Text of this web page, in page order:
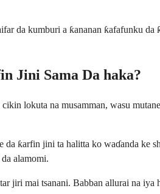
da kumburi a ƙananan ƙafafunku
Jini Sama Da haka?
lokuta na musamman, wasu
ƙarfin jini ta halitta ko waɗanda ke
alamomi.
jiri mai tsanani. Babban allurai na